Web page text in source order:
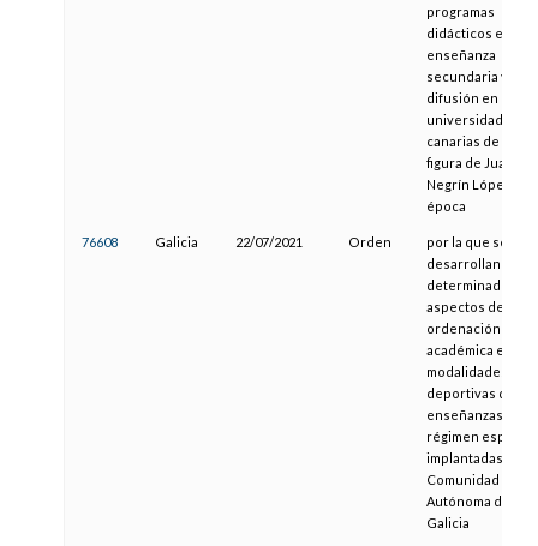
programas
didácticos en la
enseñanza
secundaria y la
difusión en las
universidades
canarias de la
figura de Juan
Negrín López y su
época
76608 Galicia 22/07/2021 Orden
por la que se
desarrollan
determinados
aspectos de la
ordenación
académica en las
modalidades
deportivas de
enseñanzas de
régimen especial
implantadas en la
Comunidad
Autónoma de
Galicia